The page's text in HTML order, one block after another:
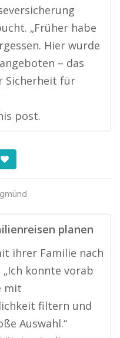
„Früher habe
Hier wurde
– das
Sicherheit für
post.
planen
ihrer Familie nach
„Ich konnte vorab
mit
filtern und
Auswahl.“